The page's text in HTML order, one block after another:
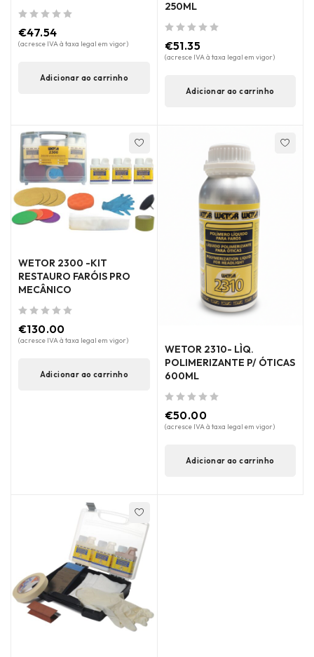
€47.54
(acresce IVA à taxa legal em vigor)
Adicionar ao carrinho
250ML
€51.35
(acresce IVA à taxa legal em vigor)
Adicionar ao carrinho
WETOR 2300 -KIT
RESTAURO FARÓIS PRO
MECÂNICO
€130.00
(acresce IVA à taxa legal em vigor)
Adicionar ao carrinho
WETOR 2310- LÌQ.
POLIMERIZANTE P/ ÓTICAS
600ML
€50.00
(acresce IVA à taxa legal em vigor)
Adicionar ao carrinho